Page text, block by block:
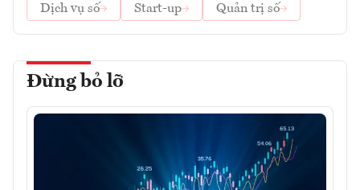
Dịch vụ số
Start-up Quản trị số
Đừng bỏ lỡ